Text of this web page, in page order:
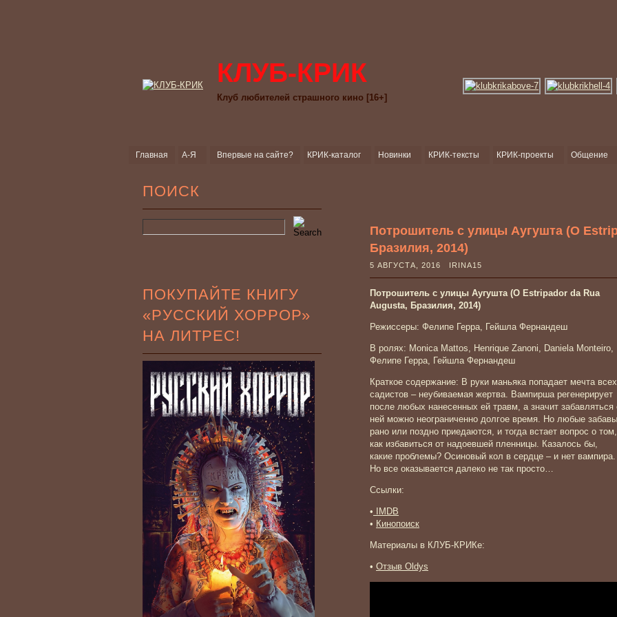
КЛУБ-КРИК
Клуб любителей страшного кино [16+]
Главная А-Я Впервые на сайте? КРИК-каталог Новинки КРИК-тексты КРИК-проекты Общение
ПОИСК
ПОКУПАЙТЕ КНИГУ
«РУССКИЙ ХОРРОР»
НА ЛИТРЕС!
Потрошитель с улицы Аугушта (O
Бразилия, 2014)
5 АВГУСТА, 2016 IRINA15
Потрошитель с улицы Аугушта (O Estripador da Rua
Augusta, Бразилия, 2014)
Режиссеры: Фелипе Герра, Гейшла Фернандеш
В ролях: Monica Mattos, Henrique Zanoni, Daniela Monteiro,
Фелипе Герра, Гейшла Фернандеш
Краткое содержание: В руки маньяка попадает мечта всех
садистов – неубиваемая жертва. Вампирша регенерирует
после любых нанесенных ей травм, а значит забавляться
ней можно неограниченно долгое время. Но любые забавы
рано или поздно приедаются, и тогда встает вопрос о том,
как избавиться от надоевшей пленницы. Казалось бы,
какие проблемы? Осиновый кол в сердце – и нет вампира.
Но все оказывается далеко не так просто…
Ссылки:
• IMDB
• Кинопоиск
Материалы в КЛУБ-КРИКе:
• Отзыв Oldys